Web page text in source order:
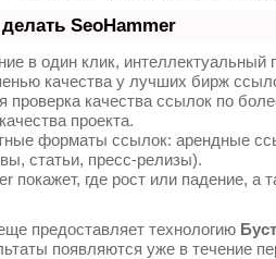
SeoHammer
в один клик, интеллектуальный
качества у лучших бирж
проверка качества ссылок по
проекта.
форматы ссылок: арендные
статьи, пресс-релизы).
покажет, где рост или падение, а
предоставляет технологию Буст
появляются уже в течение